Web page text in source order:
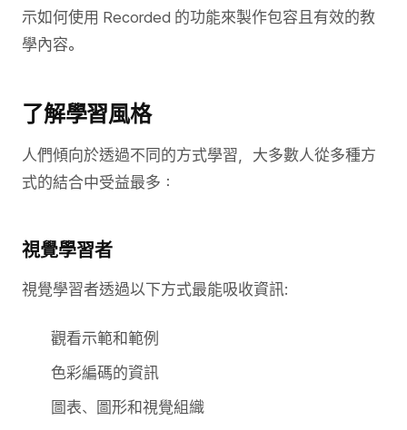
示如何使用 Recorded 的功能來製作包容且有效的教
學內容。
了解學習風格
人們傾向於透過不同的方式學習，大多數人從多種方
式的結合中受益最多：
視覺學習者
視覺學習者透過以下方式最能吸收資訊:
觀看示範和範例
色彩編碼的資訊
圖表、圖形和視覺組織